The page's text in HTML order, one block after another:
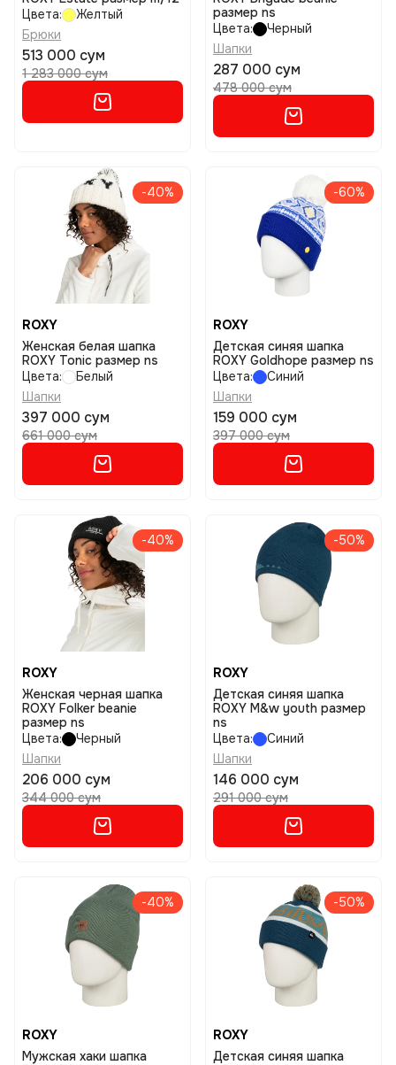
Цвета:
Желтый
Брюки
513 000 сум
1 283 000 сум
размер ns
Цвета:
Черный
Шапки
287 000 сум
478 000 сум
-40%
ROXY
Женская белая шапка
ROXY Tonic размер ns
Цвета:
Белый
Шапки
397 000 сум
661 000 сум
-60%
ROXY
Детская синяя шапка
ROXY Goldhope размер ns
Цвета:
Синий
Шапки
159 000 сум
397 000 сум
-40%
ROXY
Женская черная шапка
ROXY Folker beanie
размер ns
Цвета:
Черный
Шапки
206 000 сум
344 000 сум
-50%
ROXY
Детская синяя шапка
ROXY M&w youth размер
ns
Цвета:
Синий
Шапки
146 000 сум
291 000 сум
-40%
ROXY
Мужская хаки шапка
-50%
ROXY
Детская синяя шапка